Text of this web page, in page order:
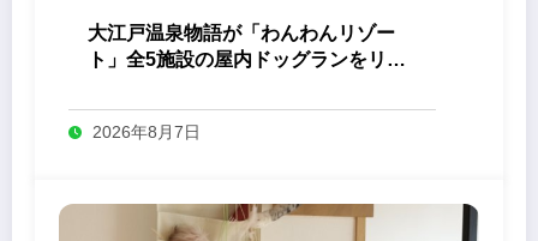
大江戸温泉物語が「わんわんリゾー
ト」全5施設の屋内ドッグランをリニ
2026年8月7日